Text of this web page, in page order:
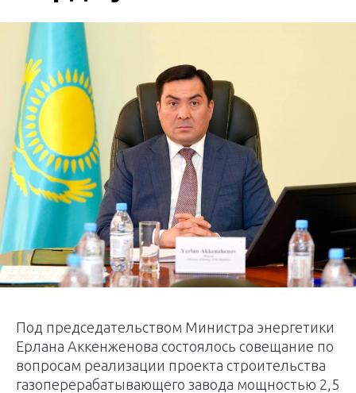
Под председательством Министра энергетики
Ерлана Аккенженова состоялось совещание по
вопросам реализации проекта строительства
газоперерабатывающего завода мощностью 2,5